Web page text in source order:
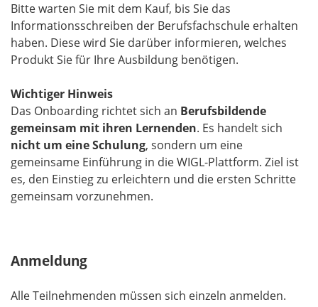
Bitte warten Sie mit dem Kauf, bis Sie das
Informationsschreiben der Berufsfachschule erhalten
haben. Diese wird Sie darüber informieren, welches
Produkt Sie für Ihre Ausbildung benötigen.
Wichtiger Hinweis
Das Onboarding richtet sich an Berufsbildende
gemeinsam mit ihren Lernenden. Es handelt sich
nicht um eine Schulung, sondern um eine
gemeinsame Einführung in die WIGL-Plattform. Ziel ist
es, den Einstieg zu erleichtern und die ersten Schritte
gemeinsam vorzunehmen.
Anmeldung
Alle Teilnehmenden müssen sich einzeln anmelden.